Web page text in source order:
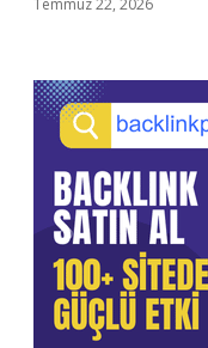
Temmuz 22, 2026